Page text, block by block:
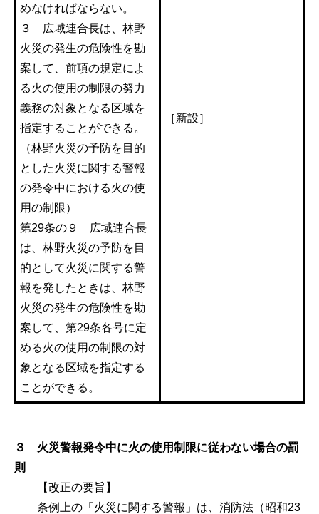
めなければならない。
３ 広域連合長は、林野
火災の発生の危険性を勘
案して、前項の規定によ
る火の使用の制限の努力
義務の対象となる区域を
指定することができる。
（林野火災の予防を目的
とした火災に関する警報
の発令中における火の使
用の制限）
第29条の９ 広域連合長
は、林野火災の予防を目
的として火災に関する警
報を発したときは、林野
火災の発生の危険性を勘
案して、第29条各号に定
める火の使用の制限の対
象となる区域を指定する
ことができる。
［新設］
３ 火災警報発令中に火の使用制限に従わない場合の罰
則
【改正の要旨】
条例上の「火災に関する警報」は、消防法（昭和23